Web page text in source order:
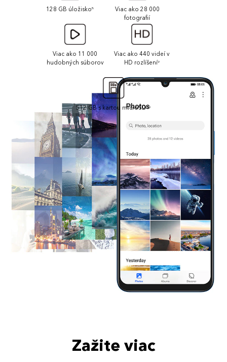
128 GB úložisko8
Viac ako 28 000
fotografií
Viac ako 11 000
hudobných súborov
Viac ako 440 videí v
HD rozlíšení9
512 GB s kartou microSD10
Zažite viac